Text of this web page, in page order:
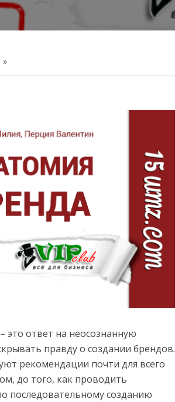
»
это ответ на неосознанную
правду о создании брендов.
рекомендации почти для всего
до того, как проводить
последовательному созданию